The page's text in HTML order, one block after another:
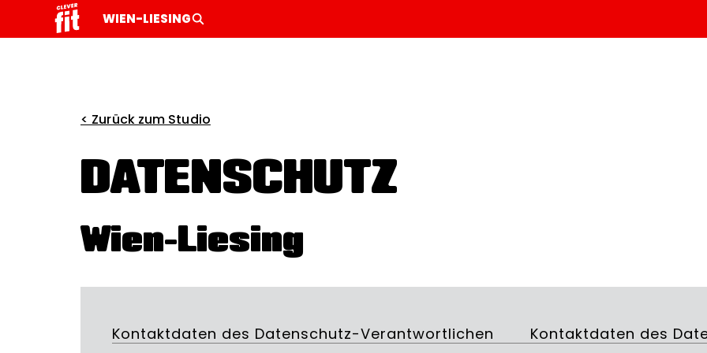
WIEN-LIESING
< Zurück zum Studio
DATENSCHUTZ
Wien-Liesing
Kontaktdaten des Datenschutz-Verantwortlichen Kontaktdaten des